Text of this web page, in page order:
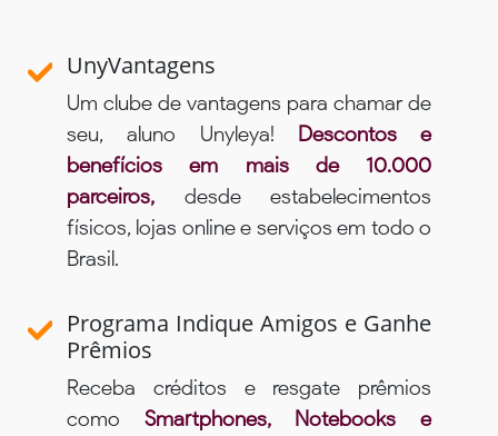
UnyVantagens
Um clube de vantagens para chamar de
seu, aluno Unyleya! Descontos e
benefícios em mais de 10.000
parceiros, desde estabelecimentos
físicos, lojas online e serviços em todo o
Brasil.
Programa Indique Amigos e Ganhe
Prêmios
Receba créditos e resgate prêmios
como Smartphones, Notebooks e